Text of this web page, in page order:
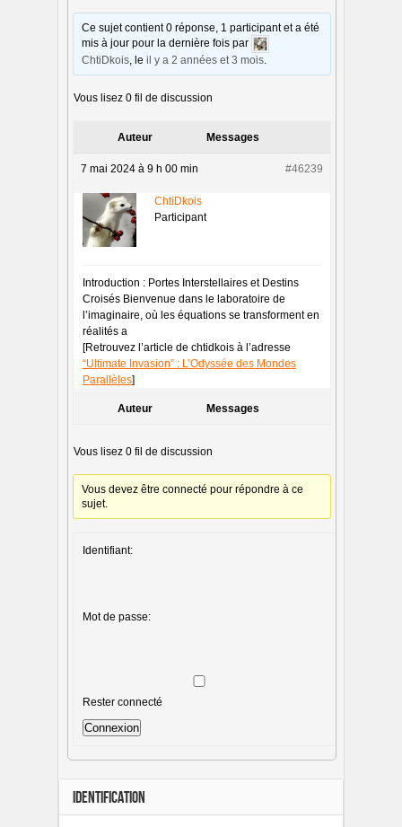
Ce sujet contient 0 réponse, 1 participant et a été
mis à jour pour la dernière fois par
ChtiDkois , leil y a 2 années et 3 mois
Vous lisez 0 fil de discussion
Auteur Messages
7 mai 2024 à 9 h 00 min #46239
ChtiDkois
Participant
Introduction : Portes Interstellaires et Destins
Croisés Bienvenue dans le laboratoire de
l’imaginaire, où les équations se transforment en
réalités a
[Retrouvez l’article de chtidkois à l’adresse
“Ultimate Invasion” : L’Odyssée des Mondes
Parallèles]
Auteur Messages
Vous lisez 0 fil de discussion
Vous devez être connecté pour répondre à ce
sujet.
Identifiant:
Mot de passe:
Rester connecté
Connexion
IDENTIFICATION